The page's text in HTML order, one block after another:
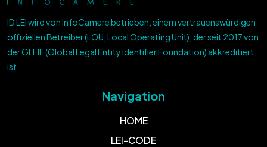
ID LEI wird von InfoCamere betrieben, einem vertrauenswürdigen
offiziellen Betreiber (LOU, Local Operating Unit), der seit 2017 von
der GLEIF (Global Legal Entity Identifier Foundation) akkreditiert
ist.
Navigation
HOME
LEI-CODE